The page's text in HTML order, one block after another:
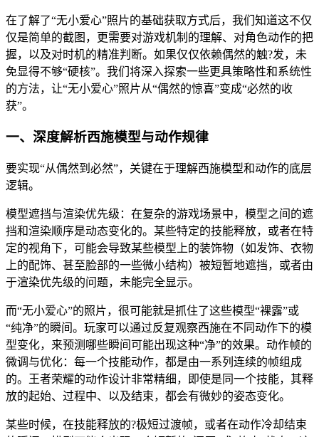
在了解了“无小爱心”照片的基础获取方式后，我们知道这不仅
仅是简单的截图，更需要对游戏机制的理解、对角色动作的把
握，以及对时机的精准判断。如果仅仅依赖偶然的触?发，未
免显得不够“硬核”。我们将深入探索一些更具策略性和系统性
的方法，让“无小爱心”照片从“偶然的惊喜”变成“必然的收
获”。
一、深度解析西施模型与动作规律
要实现“从偶然到必然”，关键在于理解西施模型和动作的底层
逻辑。
模型遮挡与渲染优先级：在复杂的游戏场景中，模型之间的遮
挡和渲染顺序是动态变化的。某些特定的技能释放，或者在特
定的视角下，可能会导致某些模型上的装饰物（如发饰、衣物
上的配饰、甚至脸部的一些微小结构）被短暂地遮挡，或者由
于渲染优先级的问题，未能完全显示。
而“无小爱心”的照片，很可能就是抓住了这些模型“裸露”或
“纯净”的瞬间。玩家可以通过反复观察西施在不同动作下的模
型变化，来预测哪些瞬间可能出现这种“净”的效果。动作帧的
微调与优化：每一个技能动作，都是由一系列连续的帧组成
的。王者荣耀的动作设计非常精细，即使是同一个技能，其释
放的起始、过程中、以及结束，都会有微妙的姿态变化。
某些时候，在技能释放的?极短过渡帧，或者在动作冷却结束